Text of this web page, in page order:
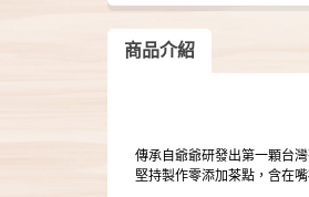
商品介紹
傳承自爺爺研發出第一顆台
堅持製作零添加茶點，含在